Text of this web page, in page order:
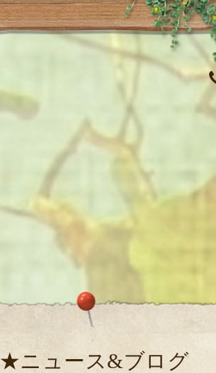
★ニュース&ブログ